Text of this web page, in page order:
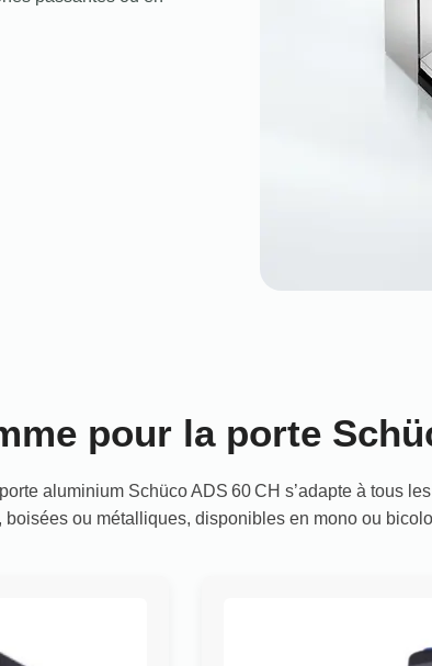
pour la porte
aluminium Schüco ADS 60 CH s’adapte à tous
ou métalliques, disponibles en mono ou